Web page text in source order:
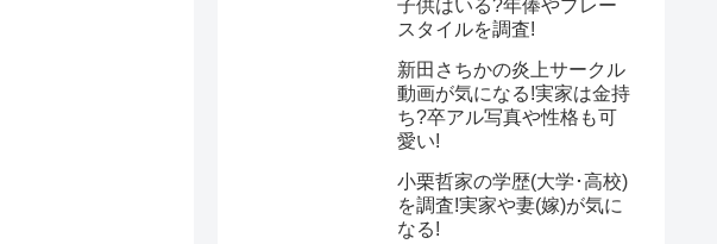
子供はいる?年俸やプレー
スタイルを調査!
新田さちかの炎上サークル
動画が気になる!実家は金持
ち?卒アル写真や性格も可
愛い!
小栗哲家の学歴(大学･高校)
を調査!実家や妻(嫁)が気に
なる!